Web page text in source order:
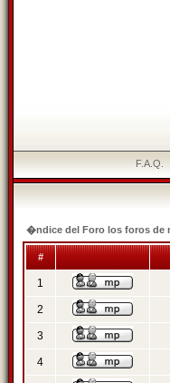
F.A.Q.
�ndice del Foro los foros de
#
1
2
3
4